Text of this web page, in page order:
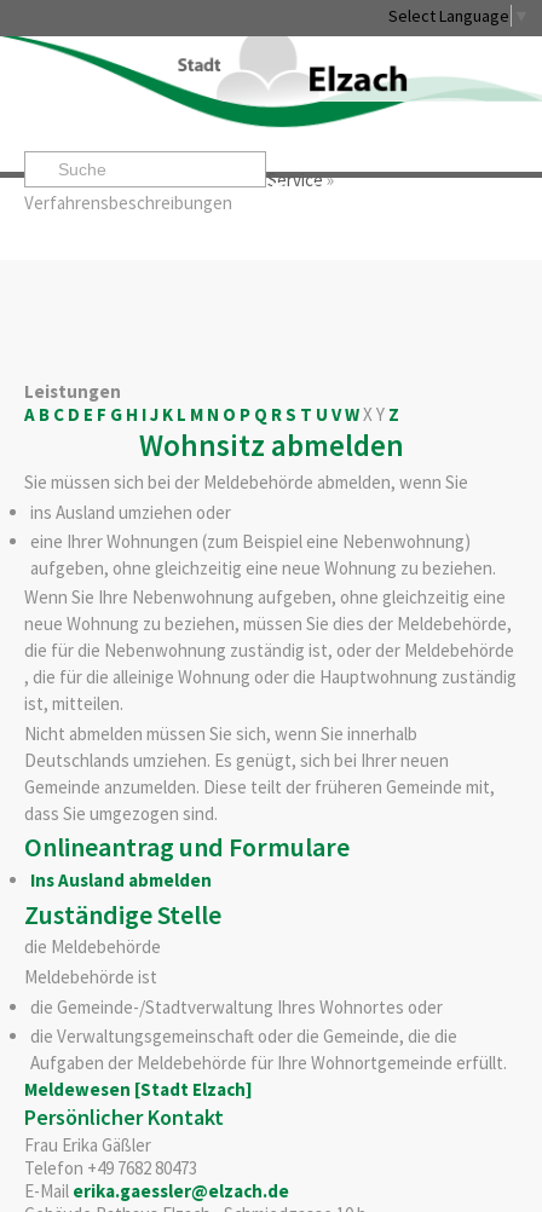
Select Language
Startseite» »Service»
Verfahrensbeschreibungen
Leben & Erleben Rathaus & Service
Leistungen
A B C D E F G H IJ K L M N O P Q RS T U VWXY Z
Wohnsitz abmelden
Sie müssen sich bei der Meldebehörde abmelden, wenn Sie
ins Ausland umziehen oder
eine Ihrer Wohnungen (zum Beispiel eine Nebenwohnung)
aufgeben, ohne gleichzeitig eine neue Wohnung zu beziehen.
Wenn Sie Ihre Nebenwohnung aufgeben, ohne gleichzeitig eine
neue Wohnung zu beziehen, müssen Sie dies der Meldebehörde,
die für die Nebenwohnung zuständig ist, oder der Meldebehörde
, die für die alleinige Wohnung oder die Hauptwohnung zuständig
ist, mitteilen.
Nicht abmelden müssen Sie sich, wenn Sie innerhalb
Deutschlands umziehen. Es genügt, sich bei Ihrer neuen
Gemeinde anzumelden. Diese teilt der früheren Gemeinde mit,
dass Sie umgezogen sind.
Onlineantrag und Formulare
Ins Ausland abmelden
Zuständige Stelle
die Meldebehörde
Meldebehörde ist
die Gemeinde-/Stadtverwaltung Ihres Wohnortes oder
die Verwaltungsgemeinschaft oder die Gemeinde, die die
Aufgaben der Meldebehörde für Ihre Wohnortgemeinde erfüllt.
Meldewesen [Stadt Elzach]
Persönlicher Kontakt
Frau Erika Gäßler
Telefon +49 7682 80473
E-Mail erika.gaessler@elzach.de